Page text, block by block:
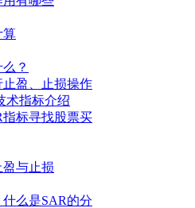
算
？
盈、止损操作
术指标介绍
指标寻找股票买
与止损
么是SAR的分